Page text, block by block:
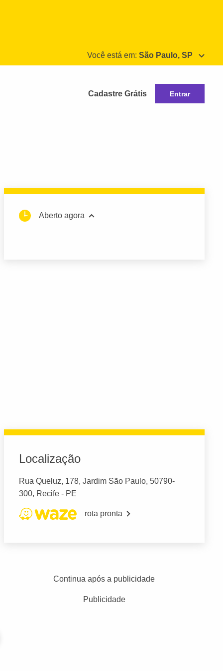
Você está em: São Paulo, SP
Cadastre Grátis Entrar
Aberto agora
Localização
Rua Queluz, 178, Jardim São Paulo, 50790-
300, Recife - PE
rota pronta
Continua após a publicidade
Publicidade